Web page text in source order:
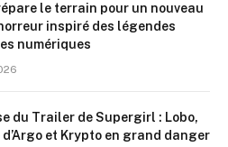
le terrain pour un nouveau
inspiré des légendes
numériques
du Trailer de Supergirl : Lobo,
et Krypto en grand danger